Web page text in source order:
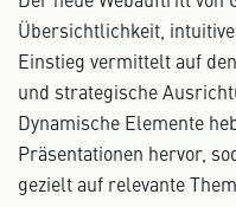
Übersichtlichkeit,
Einstieg vermittelt auf
und strategische
Dynamische Elemente
Präsentationen hervor,
gezielt auf relevante